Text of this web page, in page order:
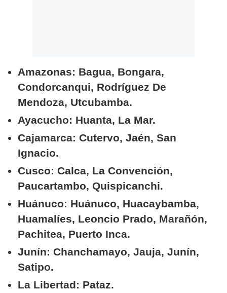
Amazonas: Bagua, Bongara,
Condorcanqui, Rodríguez De
Mendoza, Utcubamba.
Ayacucho: Huanta, La Mar.
Cajamarca: Cutervo, Jaén, San
Ignacio.
Cusco: Calca, La Convención,
Paucartambo, Quispicanchi.
Huánuco: Huánuco, Huacaybamba,
Huamalíes, Leoncio Prado, Marañón,
Pachitea, Puerto Inca.
Junín: Chanchamayo, Jauja, Junín,
Satipo.
La Libertad: Pataz.